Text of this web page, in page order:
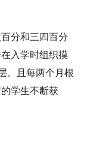
分和三四百分
入学时组织摸
。且每两个月根
学生不断获